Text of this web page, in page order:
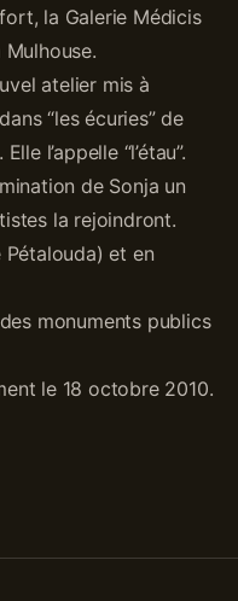
la Galerie Médicis
Mulhouse.
atelier mis à
“les écuries” de
l’appelle “l’étau”.
de Sonja un
la rejoindront.
Pétalouda) et en
monuments publics
le 18 octobre 2010.